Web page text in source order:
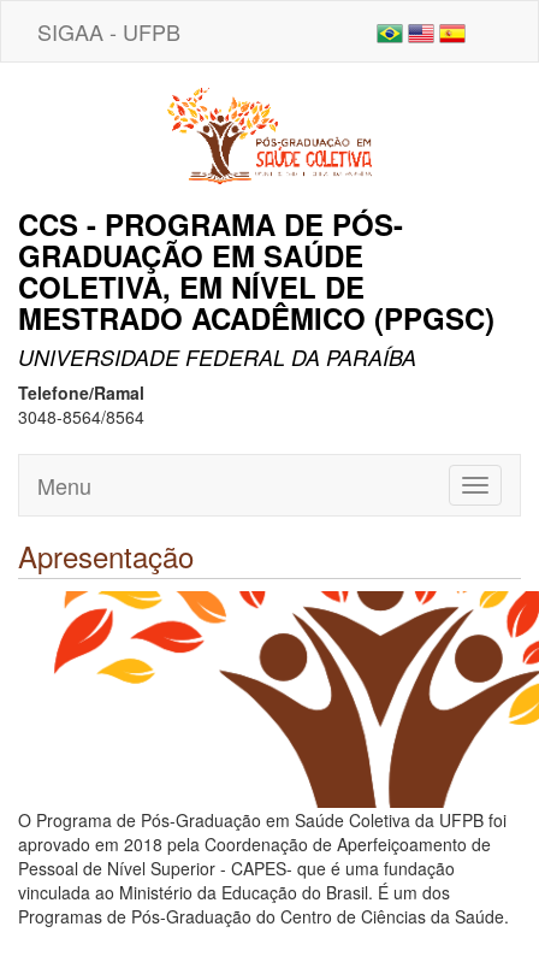
SIGAA - UFPB
CCS - PROGRAMA DE PÓS-
GRADUAÇÃO EM SAÚDE
COLETIVA, EM NÍVEL DE
MESTRADO ACADÊMICO (PPGSC)
UNIVERSIDADE FEDERAL DA PARAÍBA
Telefone/Ramal
3048-8564/8564
Toggle
Menu
Apresentação
O Programa de Pós-Graduação em Saúde Coletiva da UFPB foi
aprovado em 2018 pela Coordenação de Aperfeiçoamento de
Pessoal de Nível Superior - CAPES- que é uma fundação
vinculada ao Ministério da Educação do Brasil. É um dos
Programas de Pós-Graduação do Centro de Ciências da Saúde.